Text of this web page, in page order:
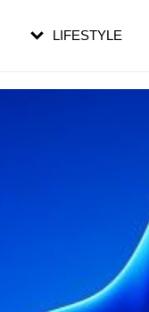
LIFESTYLE
în vârstă